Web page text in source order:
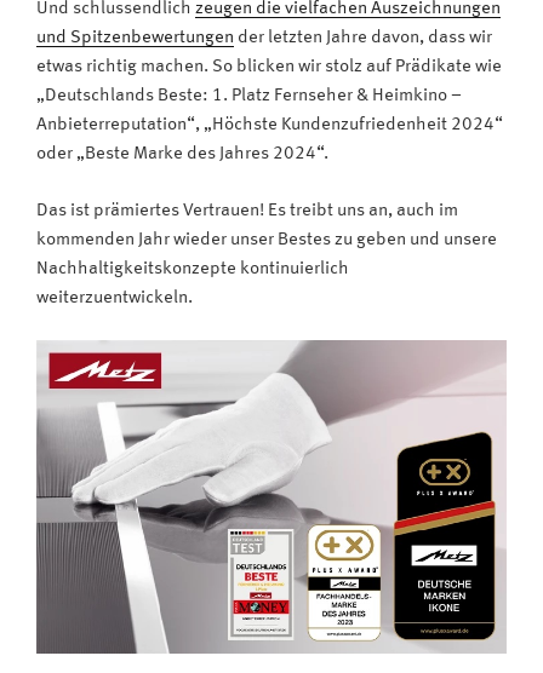
Und schlussendlich zeugen die vielfachen Auszeichnungen
und Spitzenbewertungen der letzten Jahre davon, dass wir
etwas richtig machen. So blicken wir stolz auf Prädikate wie
„Deutschlands Beste: 1. Platz Fernseher & Heimkino –
Anbieterreputation“, „Höchste Kundenzufriedenheit 2024“
oder „Beste Marke des Jahres 2024“.
Das ist prämiertes Vertrauen! Es treibt uns an, auch im
kommenden Jahr wieder unser Bestes zu geben und unsere
Nachhaltigkeitskonzepte kontinuierlich
weiterzuentwickeln.